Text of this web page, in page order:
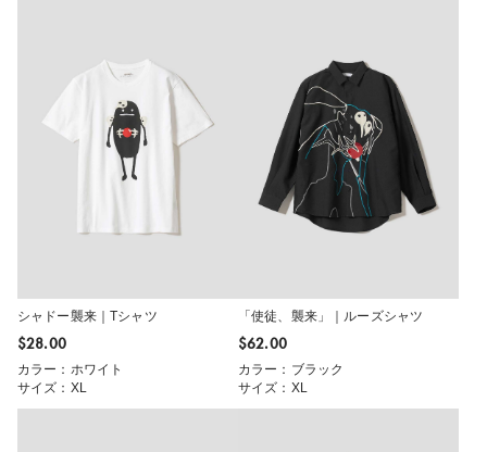
シャドー襲来｜Tシャツ
$‌28.00
カラー：ホワイト
サイズ：XL
「使徒、襲来」｜ルーズシャツ
$‌62.00
カラー：ブラック
サイズ：XL